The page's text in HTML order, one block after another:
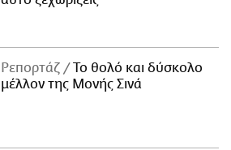
Ρεπορτάζ
Το θολό και δύσκολο
μέλλον της Μονής Σινά